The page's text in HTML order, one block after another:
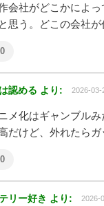
会社がどこかによ
思う。どこの会社
0
認める より: 2026-03-
メ化はギャンブル
だけど、外れたらガ
0
リー好き より: 2026-